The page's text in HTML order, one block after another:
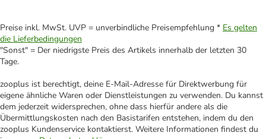
Preise inkl. MwSt. UVP = unverbindliche Preisempfehlung * Es gelten
die Lieferbedingungen
"Sonst" = Der niedrigste Preis des Artikels innerhalb der letzten 30
Tage.
zooplus ist berechtigt, deine E-Mail-Adresse für Direktwerbung für
eigene ähnliche Waren oder Dienstleistungen zu verwenden. Du kannst
dem jederzeit widersprechen, ohne dass hierfür andere als die
Übermittlungskosten nach den Basistarifen entstehen, indem du den
zooplus Kundenservice kontaktierst. Weitere Informationen findest du